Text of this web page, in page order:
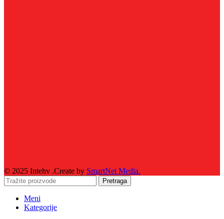
© 2025 Intehv .Create by SmartNet Media.
Pretraga
Meni
Kategorije